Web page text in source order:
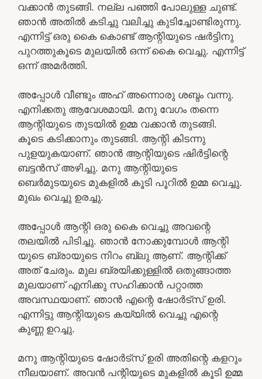
വക്കാൻ തുടങ്ങി. നല്ല പഞ്ഞി പോലുള്ള ചുണ്ട്.
ഞാൻ അതിൽ കടിച്ചു വലിച്ചു കുടിച്ചോണ്ടിരുന്നു.
എന്നിട്ട് ഒരു കൈ കൊണ്ട് ആന്റിയുടെ ഷർട്ടിനു
പുറത്തുകൂടെ മുലയിൽ ഒന്ന് കൈ വെച്ചു. എന്നിട്ട്
ഒന്ന് അമർത്തി.
അപ്പോൾ വീണ്ടും അഹ് അന്നൊരു ശബ്ദം വന്നു.
എനിക്കതു ആവേശമായി. മനു വേഗം തന്നെ
ആന്റിയുടെ തുടയിൽ ഉമ്മ വക്കാൻ തുടങ്ങി.
കൂടെ കടിക്കാനും തുടങ്ങി. ആന്റി കിടന്നു
പുളയുകയാണ്. ഞാൻ ആന്റിയുടെ ഷിർട്ടിന്റെ
ബട്ടൻസ് അഴിച്ചു. മനു ആന്റിയുടെ
ബെർമുടയുടെ മുകളിൽ കൂടി പൂറിൽ ഉമ്മ വെച്ചു.
മുഖം വെച്ചു ഉരച്ചു.
അപ്പോൾ ആന്റി ഒരു കൈ വെച്ചു അവന്റെ
തലയിൽ പിടിച്ചു. ഞാൻ നോക്കുമ്പോൾ ആന്റി
യുടെ ബ്രായുടെ നിറം ബ്ലു ആണ്. ആന്റിക്ക്
അത് ചേരും. മുല ബ്രയിക്കുള്ളിൽ ഒതുങ്ങാത്ത
മുലയാണ് എനിക്കു സഹിക്കാൻ പറ്റാത്ത
അവസ്ഥയാണ്. ഞാൻ എന്റെ ഷോർട്സ് ഉരി.
എന്നിട്ടു ആന്റിയുടെ കയ്യിൽ വെച്ചു എന്റെ
കുണ്ണ ഉറച്ചു.
മനു ആന്റിയുടെ ഷോർട്സ് ഉരി അതിന്റെ കളറും
നീലയാണ്. അവൻ പന്റിയുടെ മുകളിൽ കൂടി ഉമ്മ